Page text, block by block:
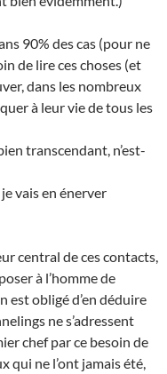
90% des cas (pour ne
de lire ces choses (et
dans les nombreux
à leur vie de tous les
transcendant, n’est-
je vais en énerver
central de ces contacts,
à l’homme de
est obligé d’en déduire
ne s’adressent
chef par ce besoin de
qui ne l’ont jamais été,